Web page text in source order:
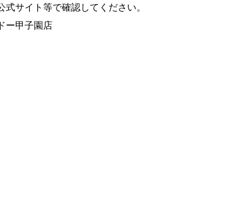
サイト等で確認してください。
ー甲子園店